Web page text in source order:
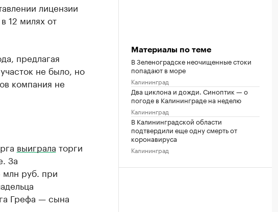
лицензии
12 милях от
предлагая
не было, но
компания не
выиграла торги
За
млн руб. при
Грефа — сына
Материалы по теме
В Зеленоградске неочищенные стоки
попадают в море
Калининград
Два циклона и дожди. Синоптик — о
погоде в Калининграде на неделю
Калининград
В Калининградской области
подтвердили еще одну смерть от
коронавируса
Калининград